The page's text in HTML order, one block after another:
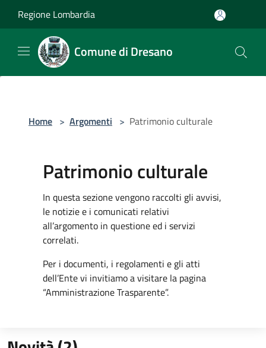
Regione Lombardia
Comune di Dresano
Home > Argomenti > Patrimonio culturale
Patrimonio culturale
In questa sezione vengono raccolti gli avvisi,
le notizie e i comunicati relativi
all’argomento in questione ed i servizi
correlati.
Per i documenti, i regolamenti e gli atti
dell’Ente vi invitiamo a visitare la pagina
“Amministrazione Trasparente”.